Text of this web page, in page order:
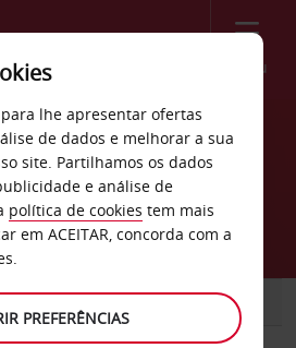
Menu
carros
Rockford
COMERCIAIS
lhe apresentar ofertas
de dados e melhorar a sua
site. Partilhamos os dados
e análise de
política de cookies tem mais
em ACEITAR, concorda com a
PREFERÊNCIAS